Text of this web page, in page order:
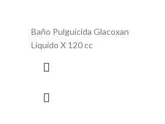
Baño Pulguicida Glacoxan
Liquido X 120 cc